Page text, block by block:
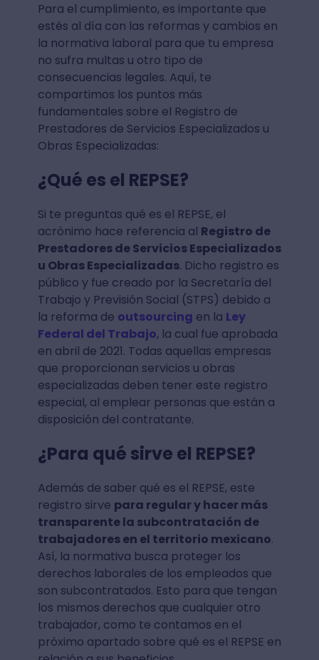
Para el cumplimiento, es importante que
estés al día con las reformas y cambios en
la normativa laboral para que tu empresa
no sufra multas u otro tipo de
consecuencias legales. Aquí, te
compartimos los puntos más
fundamentales sobre el Registro de
Prestadores de Servicios Especializados u
Obras Especializadas:
¿Qué es el REPSE?
Si te preguntas qué es el REPSE, el
acrónimo hace referencia al Registro de
Prestadores de Servicios Especializados
u Obras Especializadas. Dicho registro es
público y fue creado por la Secretaría del
Trabajo y Previsión Social (STPS) debido a
la reforma de outsourcing en la Ley
Federal del Trabajo, la cual fue aprobada
en abril de 2021. Todas aquellas empresas
que proporcionan servicios u obras
especializadas deben tener este registro
especial, al emplear personas que están a
disposición del contratante.
¿Para qué sirve el REPSE?
Además de saber qué es el REPSE, este
registro sirve para regular y hacer más
transparente la subcontratación de
trabajadores en el territorio mexicano.
Así, la normativa busca proteger los
derechos laborales de los empleados que
son subcontratados. Esto para que tengan
los mismos derechos que cualquier otro
trabajador, como te contamos en el
próximo apartado sobre qué es el REPSE en